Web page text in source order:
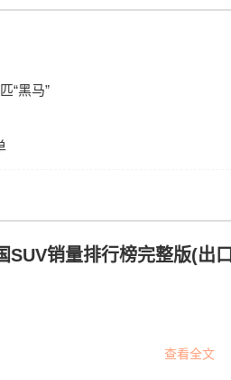
“黑马”
SUV销量排行榜完整版(出口
查看全文